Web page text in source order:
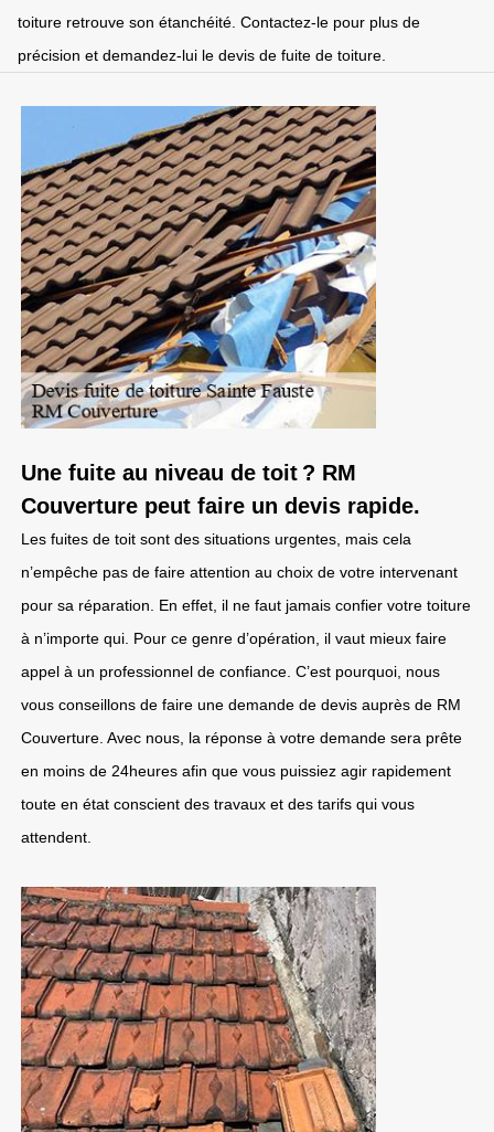
toiture retrouve son étanchéité. Contactez-le pour plus de
précision et demandez-lui le devis de fuite de toiture.
Une fuite au niveau de toit ? RM
Couverture peut faire un devis rapide.
Les fuites de toit sont des situations urgentes, mais cela
n’empêche pas de faire attention au choix de votre intervenant
pour sa réparation. En effet, il ne faut jamais confier votre toiture
à n’importe qui. Pour ce genre d’opération, il vaut mieux faire
appel à un professionnel de confiance. C’est pourquoi, nous
vous conseillons de faire une demande de devis auprès de RM
Couverture. Avec nous, la réponse à votre demande sera prête
en moins de 24heures afin que vous puissiez agir rapidement
toute en état conscient des travaux et des tarifs qui vous
attendent.